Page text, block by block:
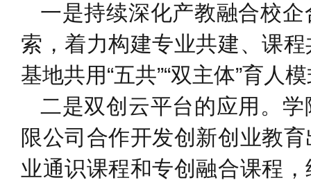
一是持续深化产教融合校
索，着力构建专业共建、课
基地共用“五共”“双主体”育人
二是双创云平台的应用。
限公司合作开发创新创业教
业通识课程和专创融合课程